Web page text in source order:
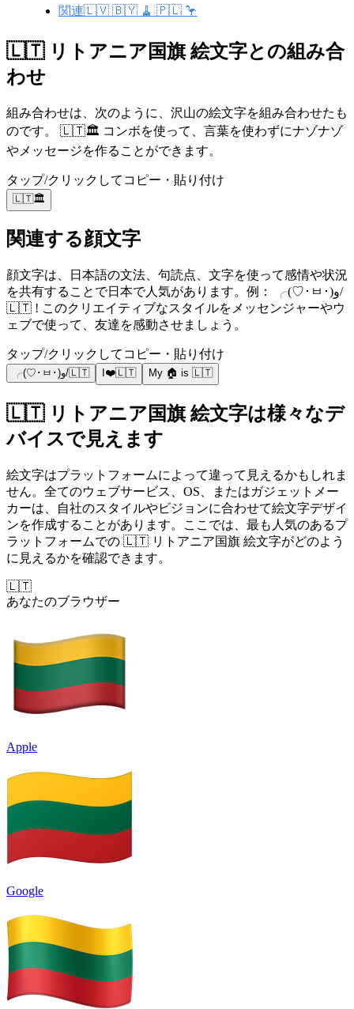
関連🇱🇻 🇧🇾 🧹 🇵🇱 🦩
🇱🇹 リトアニア国旗 絵文字との組み合
わせ
組み合わせは、次のように、沢山の絵文字を組み合わせたも
のです。 🇱🇹🏛️ コンボを使って、言葉を使わずにナゾナゾ
やメッセージを作ることができます。
タップ/クリックしてコピー・貼り付け
🇱🇹🏛️
関連する顔文字
顔文字は、日本語の文法、句読点、文字を使って感情や状況
を共有することで日本で人気があります。例： ╭(♡･ㅂ･)و/
🇱🇹 ! このクリエイティブなスタイルをメッセンジャーやウ
ェブで使って、友達を感動させましょう。
タップ/クリックしてコピー・貼り付け
╭(♡･ㅂ･)و/🇱🇹 I❤️🇱🇹 My 🏠 is 🇱🇹
🇱🇹 リトアニア国旗 絵文字は様々なデ
バイスで見えます
絵文字はプラットフォームによって違って見えるかもしれま
せん。全てのウェブサービス、OS、またはガジェットメー
カーは、自社のスタイルやビジョンに合わせて絵文字デザイ
ンを作成することがあります。ここでは、最も人気のあるプ
ラットフォームでの 🇱🇹 リトアニア国旗 絵文字がどのよう
に見えるかを確認できます。
🇱🇹
あなたのブラウザー
Apple
Google